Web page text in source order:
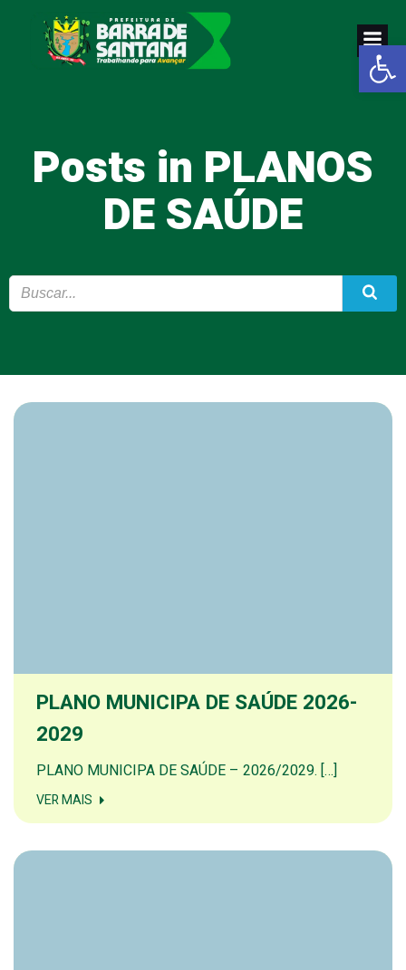
Abrir
Pular
para
o
conteúdo
Posts in PLANOS
DE SAÚDE
PLANO MUNICIPA DE SAÚDE 2026-
2029
PLANO MUNICIPA DE SAÚDE – 2026/2029. […]
VER MAIS